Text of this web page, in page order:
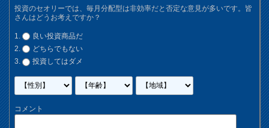
投資のセオリーでは、毎月分配型は非効率だと否定な意見が多いです。皆
さんはどうお考えですか？
良い投資商品だ
どちらでもない
投資してはダメ
コメント